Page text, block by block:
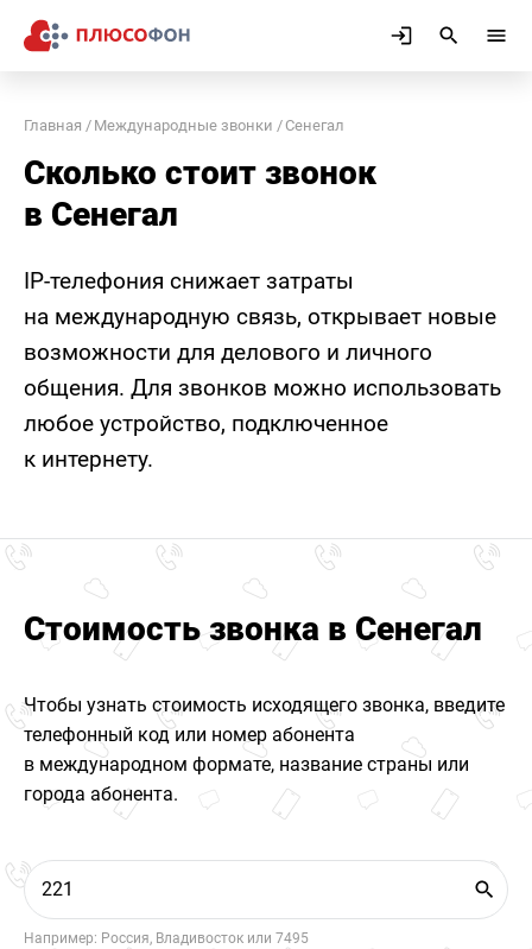
Главная Международные звонки Сенегал
Сколько стоит звонок
в Сенегал
IP-телефония снижает затраты
на международную связь, открывает новые
возможности для делового и личного
общения. Для звонков можно использовать
любое устройство, подключенное
к интернету.
Стоимость звонка в Сенегал
Чтобы узнать стоимость исходящего звонка, введите
телефонный код или номер абонента
в международном формате, название страны или
города абонента.
Например: Россия, Владивосток или 7495